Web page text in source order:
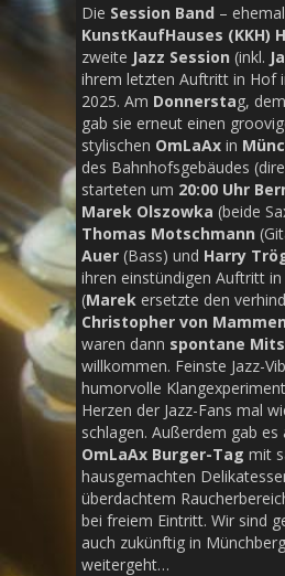
Die Session Band –
KunstKaufHauses (KKH)
zweite Jazz Session (inkl.
ihrem letzten Auftritt in Hof
2025. Am Donnerstag, dem
gab sie erneut einen
stylischen OmLaAx in
des Bahnhofsgebäudes
starteten um 20:00 Uhr
Marek Olszowka (beide
Thomas Motschmann
Auer (Bass) und Harry
ihren einstündigen Auftritt
(Marek ersetzte den
Christopher von Mammen
waren dann spontane
willkommen. Feinste Jazz-
humorvolle
Herzen der Jazz-Fans mal
schlagen. Außerdem gab es
OmLaAx Burger-Tag mit
hausgemachten
überdachtem
bei freiem Eintritt. Wir sind
auch zukünftig in
weitergeht…